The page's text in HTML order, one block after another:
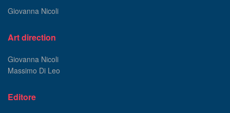
Giovanna Nicoli
Art direction
Giovanna Nicoli
Massimo Di Leo
Editore